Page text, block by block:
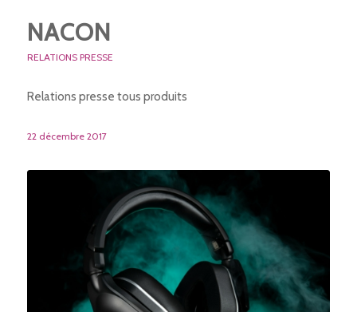
NACON
RELATIONS PRESSE
Relations presse tous produits
22 décembre 2017